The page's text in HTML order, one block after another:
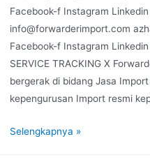
Facebook-f Instagram
info@forwarderimport.com
Facebook-f Instagram Linkedin
SERVICE TRACKING X
bergerak di bidang Jasa
kepengurusan Import resmi
Selengkapnya »